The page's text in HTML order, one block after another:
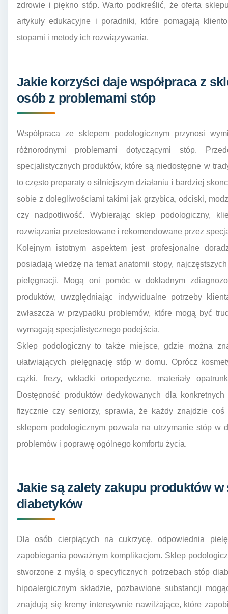
zdrowie i piękno stóp. Warto podkreślić, że oferta
artykuły edukacyjne i poradniki, które pomagają
stopami i metody ich rozwiązywania.
Jakie korzyści daje współpraca z
osób z problemami stóp
Współpraca ze sklepem podologicznym przynosi
różnorodnymi problemami dotyczącymi stóp.
specjalistycznych produktów, które są niedostępne w
to często preparaty o silniejszym działaniu i bardziej
sobie z dolegliwościami takimi jak grzybica, odciski,
czy nadpotliwość. Wybierając sklep podologiczny,
rozwiązania przetestowane i rekomendowane przez
Kolejnym istotnym aspektem jest profesjonalne
posiadają wiedzę na temat anatomii stopy,
pielęgnacji. Mogą oni pomóc w dokładnym
produktów, uwzględniając indywidualne potrzeby
zwłaszcza w przypadku problemów, które mogą być
wymagają specjalistycznego podejścia.
Sklep podologiczny to także miejsce, gdzie można
ułatwiających pielęgnację stóp w domu. Oprócz
cążki, frezy, wkładki ortopedyczne, materiały
Dostępność produktów dedykowanych dla
fizycznie czy seniorzy, sprawia, że każdy znajdzie coś
sklepem podologicznym pozwala na utrzymanie stóp w
problemów i poprawę ogólnego komfortu życia.
Jakie są zalety zakupu produktów
diabetyków
Dla osób cierpiących na cukrzycę, odpowiednia
zapobiegania poważnym komplikacjom. Sklep
stworzone z myślą o specyficznych potrzebach stóp
hipoalergicznym składzie, pozbawione substancji
znajdują się kremy intensywnie nawilżające, które